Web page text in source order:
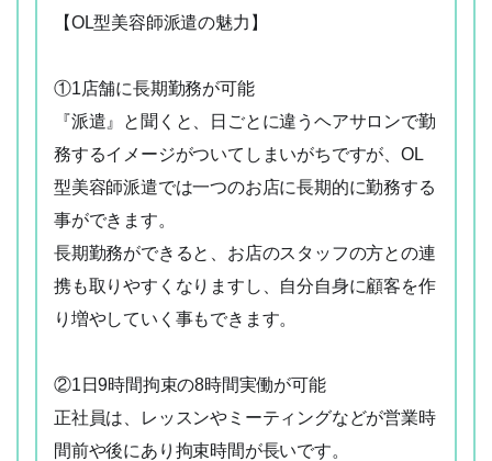
【OL型美容師派遣の魅力】
①1店舗に長期勤務が可能
『派遣』と聞くと、日ごとに違うヘアサロンで勤
務するイメージがついてしまいがちですが、OL
型美容師派遣では一つのお店に長期的に勤務する
事ができます。
長期勤務ができると、お店のスタッフの方との連
携も取りやすくなりますし、自分自身に顧客を作
り増やしていく事もできます。
②1日9時間拘束の8時間実働が可能
正社員は、レッスンやミーティングなどが営業時
間前や後にあり拘束時間が長いです。